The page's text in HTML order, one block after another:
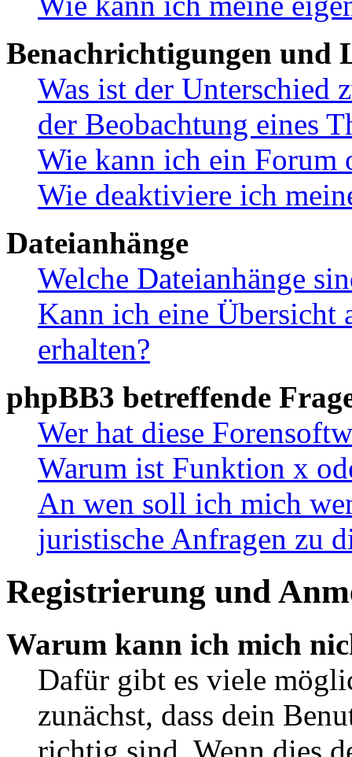
Benachrichtigungen und
Was ist der Unterschied
der Beobachtung eines
Wie kann ich ein Forum
Wie deaktiviere ich
Dateianhänge
Welche Dateianhänge
Kann ich eine Übersicht
erhalten?
phpBB3 betreffende
Wer hat diese
Warum ist Funktion x
An wen soll ich mich
juristische Anfragen zu
Registrierung und
Warum kann ich mich
Dafür gibt es viele
zunächst, dass dein
richtig sind. Wenn dies